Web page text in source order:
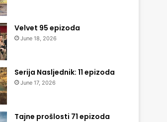
Velvet 95 epizoda
June 18, 2026
Serija Nasljednik: 11 epizoda
June 17, 2026
Tajne prošlosti 71 epizoda